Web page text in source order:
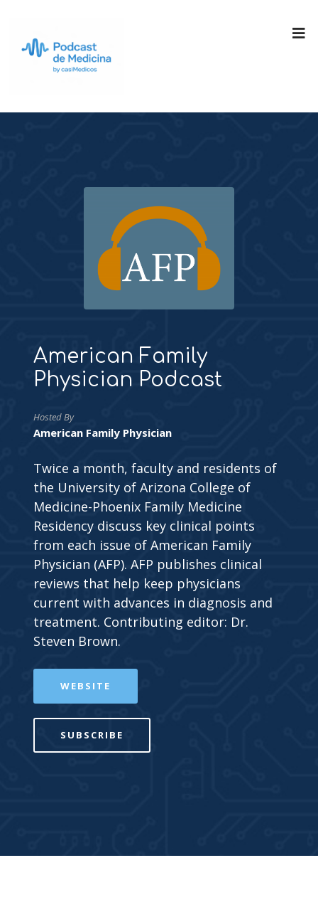
American Family
Physician Podcast
Hosted By
American Family Physician
Twice a month, faculty and residents of
the University of Arizona College of
Medicine-Phoenix Family Medicine
Residency discuss key clinical points
from each issue of American Family
Physician (AFP). AFP publishes clinical
reviews that help keep physicians
current with advances in diagnosis and
treatment. Contributing editor: Dr.
Steven Brown.
WEBSITE
SUBSCRIBE